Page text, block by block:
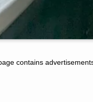
contains